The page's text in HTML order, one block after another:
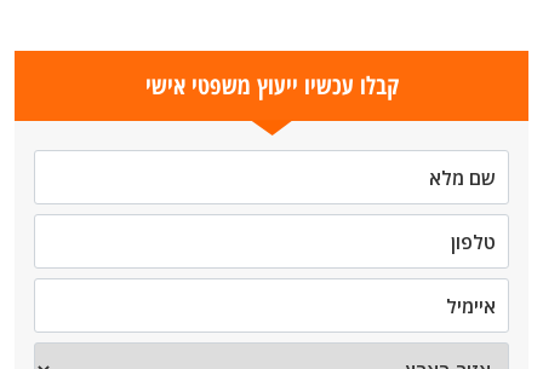
קבלו עכשיו ייעוץ משפטי אישי